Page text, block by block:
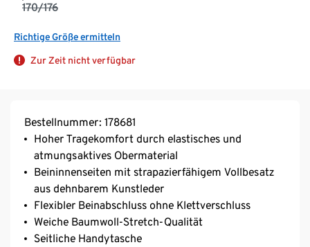
170/176
Richtige Größe ermitteln
Zur Zeit nicht verfügbar
Bestellnummer: 178681
Hoher Tragekomfort durch elastisches und
atmungsaktives Obermaterial
Beininnenseiten mit strapazierfähigem Vollbesatz
aus dehnbarem Kunstleder
Flexibler Beinabschluss ohne Klettverschluss
Weiche Baumwoll-Stretch-Qualität
Seitliche Handytasche